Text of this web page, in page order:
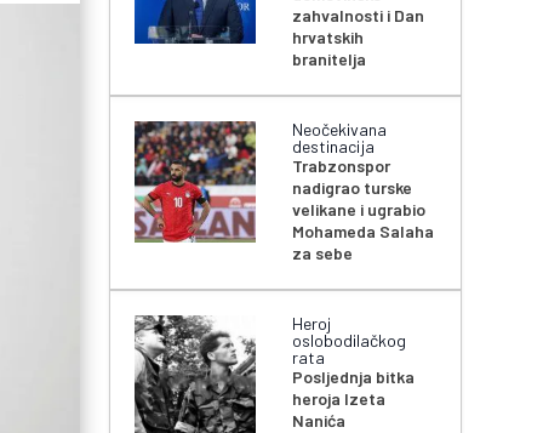
zahvalnosti i Dan
hrvatskih
branitelja
Neočekivana
destinacija
Trabzonspor
nadigrao turske
velikane i ugrabio
Mohameda Salaha
za sebe
Heroj
oslobodilačkog
rata
Posljednja bitka
heroja Izeta
Nanića